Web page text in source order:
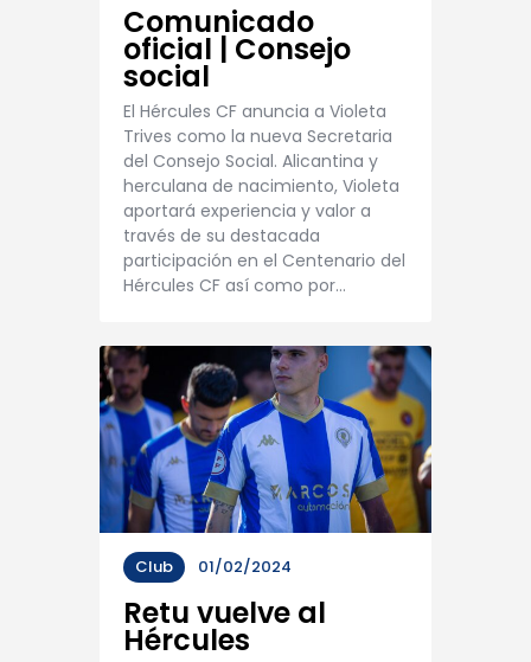
Comunicado
oficial | Consejo
social
El Hércules CF anuncia a Violeta
Trives como la nueva Secretaria
del Consejo Social. Alicantina y
herculana de nacimiento, Violeta
aportará experiencia y valor a
través de su destacada
participación en el Centenario del
Hércules CF así como por…
Club 01/02/2024
Retu vuelve al
Hércules